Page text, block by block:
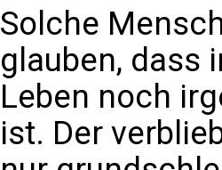
Solche
glauben, dass
Leben noch
ist. Der